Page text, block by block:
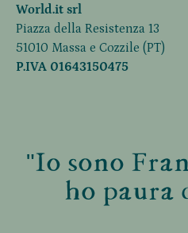
World.it srl
Piazza della Resistenza 13
51010 Massa e Cozzile (PT)
P.IVA 01643150475
"Io sono
ho paura